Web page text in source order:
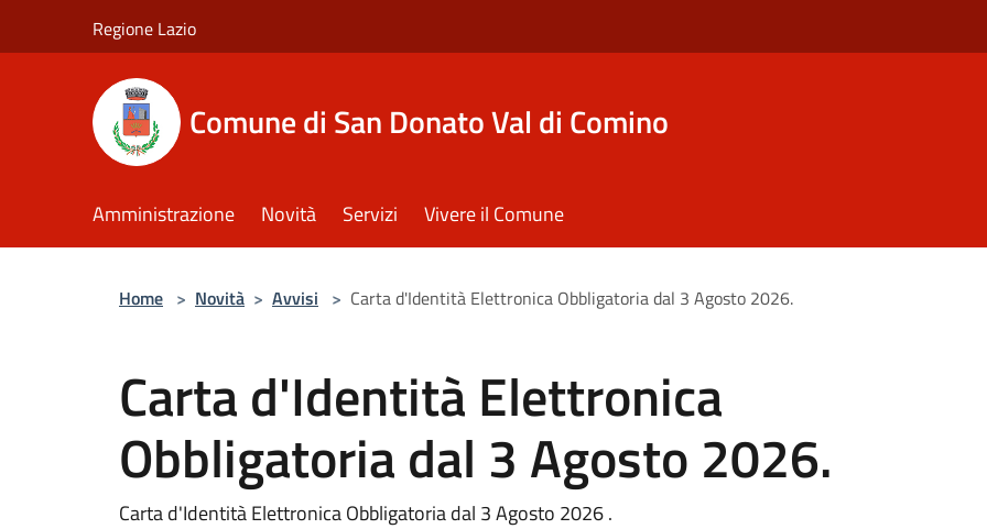
Regione Lazio
Comune di San Donato Val di Comino
Amministrazione Novità Servizi Vivere il Comune
Home > Novità > Avvisi > Carta d'Identità Elettronica Obbligatoria dal 3 Agosto 2026.
Carta d'Identità Elettronica
Obbligatoria dal 3 Agosto 2026.
Carta d'Identità Elettronica Obbligatoria dal 3 Agosto 2026 .